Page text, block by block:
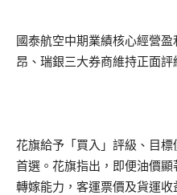
國泰航空中期業績核心經營
昂、瑞銀三大券商維持正面
花旗給予「買入」評級、目
首選。花旗指出，即便油價
轉嫁能力，客運票價及貨運